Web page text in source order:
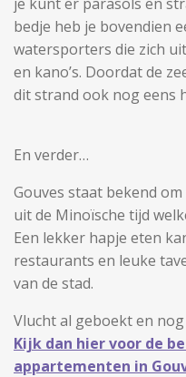
bedje heb je bovendien
watersporters die zich
en kano’s. Doordat de
dit strand ook nog eens
En verder…
Gouves staat bekend
uit de Minoïsche tijd
Een lekker hapje eten
restaurants en leuke
van de stad.
Vlucht al geboekt en
Kijk dan hier voor de
appartementen in